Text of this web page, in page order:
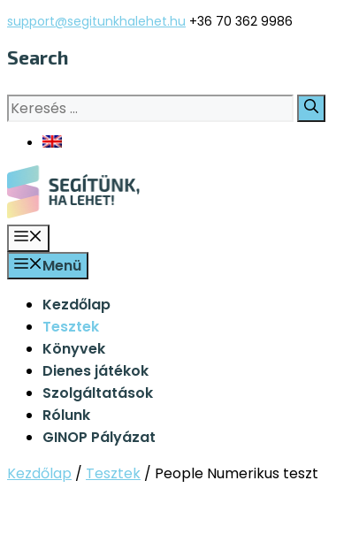
Kilépés
tartalomba
support@segitunkhalehet.hu +36 70 362 9986
Search
Keresés:
Menü
Kezdőlap
Tesztek
Könyvek
Dienes játékok
Szolgáltatások
Rólunk
GINOP Pályázat
Kezdőlap / Tesztek / People Numerikus teszt